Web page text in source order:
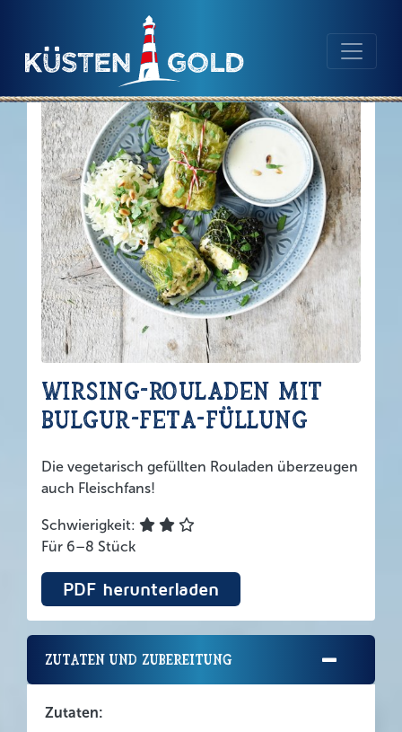
Inhalt
Wirsing-Rouladen mit
Bulgur-Feta-Füllung
Die vegetarisch gefüllten Rouladen überzeugen
auch Fleischfans!
Schwierigkeit:
Für 6–8 Stück
PDF herunterladen
Zutaten und Zubereitung
Zutaten: